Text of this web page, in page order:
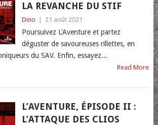
LA REVANCHE DU STIF
Dino 21 août 2021
Poursuivez L'Aventure et partez
déguster de savoureuses rillettes, en
du SAV. Enfin, essayez...
Read More
L’AVENTURE, ÉPISODE II :
L’ATTAQUE DES CLIOS